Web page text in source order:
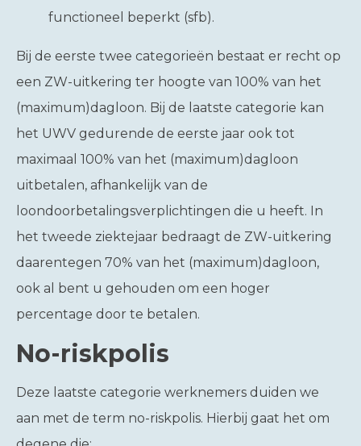
functioneel beperkt (sfb).
Bij de eerste twee categorieën bestaat er recht op
een ZW-uitkering ter hoogte van 100% van het
(maximum)dagloon. Bij de laatste categorie kan
het UWV gedurende de eerste jaar ook tot
maximaal 100% van het (maximum)dagloon
uitbetalen, afhankelijk van de
loondoorbetalingsverplichtingen die u heeft. In
het tweede ziektejaar bedraagt de ZW-uitkering
daarentegen 70% van het (maximum)dagloon,
ook al bent u gehouden om een hoger
percentage door te betalen.
No-riskpolis
Deze laatste categorie werknemers duiden we
aan met de term no-riskpolis. Hierbij gaat het om